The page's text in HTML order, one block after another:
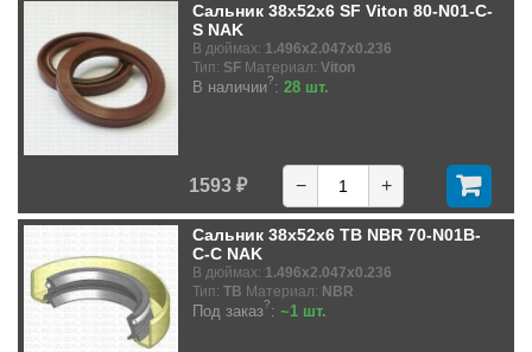
Сальник 38x52x6 SF Viton 80-N01-C-
S NAK
В дюймах: 1.496x2.047x0.236
Тип: SF Материал: Viton
В наличии?: 28 шт.
1593 ₽ − +
Сальник 38x52x6 TB NBR 70-N01B-
C-C NAK
В дюймах: 1.496x2.047x0.236
Тип: TB Материал: NBR
Под заказ?: ~1 шт.